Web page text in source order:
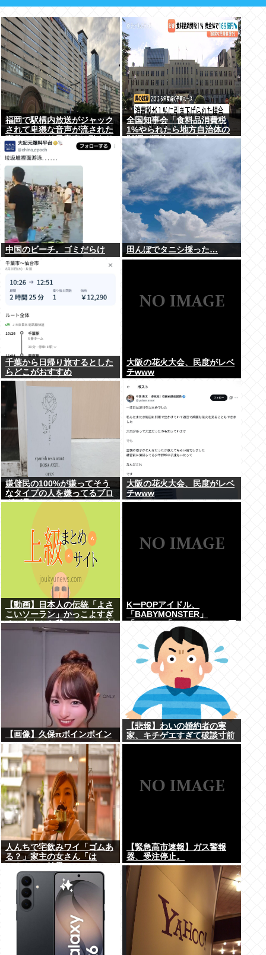
福岡で駅構内放送がジャック
されて卑猥な音声が流された
事件、やはり元音声は動あり
の動画だった
全国知事会「食料品消費税
1%やられたら地方自治体の
財源が逼迫してしまう 」…こ
の流れ地方税増税するしかな
いよ、もう
中国のビーチ。ゴミだらけ 田んぼでタニシ採った…
千葉から日帰り旅するとした
らどこがおすすめ
大阪の花火大会、民度がレベ
チwww
嫌儲民の100%が嫌ってそう
なタイプの人を嫌ってるブロ
グが見つかる
大阪の花火大会、民度がレベ
チwww
【動画】日本人の伝統「よさ
こいソーラン」かっこよすぎ
る。古来から我々のDNAに刻
まれた踊り
KーPOPアイドル、
「BABYMONSTER」
「ILLIT」「RESCENE」の三
国志時代に突入！
【画像】久保πボインボイン
【悲報】わいの婚約者の実
家、キチゲエすぎて破談寸前
人んちで宅飲みワイ「ゴムあ
る？」家主の女さん「は
【緊急高市速報】ガス警報
器、受注停止。